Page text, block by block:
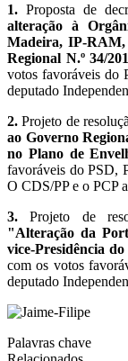
1. Proposta de
alteração à
Madeira, IP-RAM,
Regional N.º 34/
votos favoráveis do
deputado
2. Projeto de
ao Governo
no Plano de
favoráveis do PSD,
O CDS/PP e o PCP
3. Projeto de
"Alteração da
vice-Presidência
com os votos
deputado
Palavras chave